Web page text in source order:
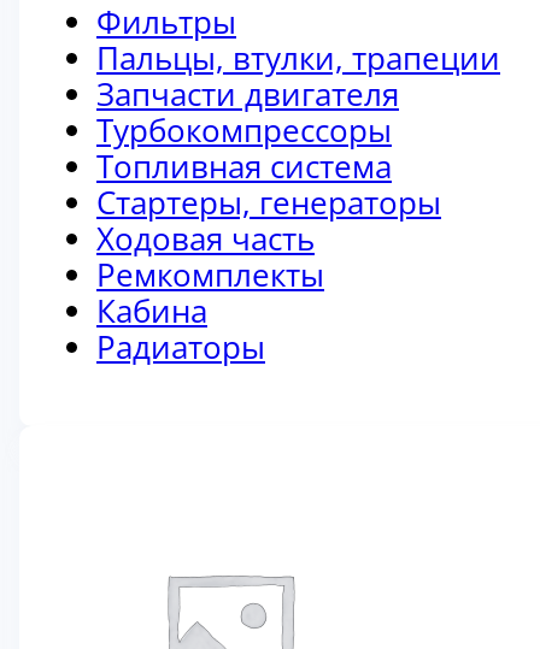
Фильтры
Пальцы, втулки, трапеции
Запчасти двигателя
Турбокомпрессоры
Топливная система
Стартеры, генераторы
Ходовая часть
Ремкомплекты
Кабина
Радиаторы